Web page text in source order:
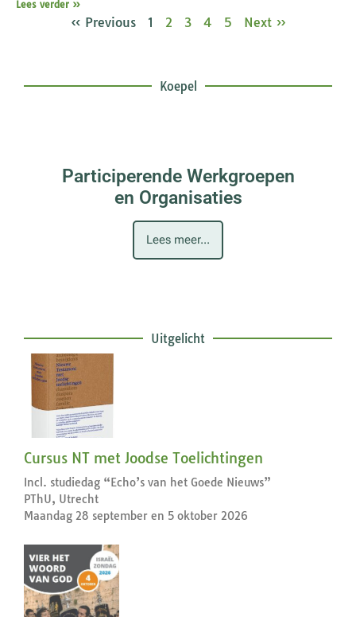
Lees verder »
« Previous 1 2 3 4 5 Next »
Koepel
Participerende Werkgroepen
en Organisaties
Lees meer...
Uitgelicht
Cursus NT met Joodse Toelichtingen
Incl. studiedag “Echo’s van het Goede Nieuws”
PThU, Utrecht
Maandag 28 september en 5 oktober 2026